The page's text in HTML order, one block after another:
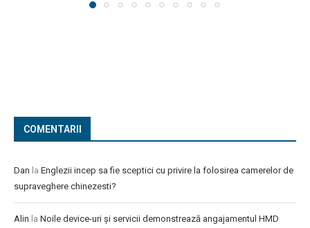
COMENTARII
Dan la Englezii incep sa fie sceptici cu privire la folosirea camerelor de
supraveghere chinezesti?
Alin la Noile device-uri și servicii demonstrează angajamentul HMD